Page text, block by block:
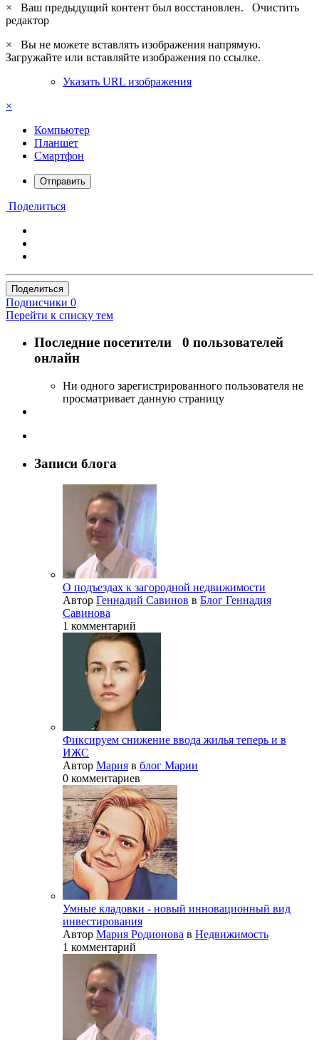
×
Ваш предыдущий контент был восстановлен. Очистить
редактор
×
Вы не можете вставлять изображения напрямую.
Загружайте или вставляйте изображения по ссылке.
Указать URL изображения
×
Компьютер
Планшет
Смартфон
Отправить
Поделиться
Поделиться
Подписчики 0
Перейти к списку тем
Последние посетители 0 пользователей
онлайн
Ни одного зарегистрированного пользователя не
просматривает данную страницу
Записи блога
О подъездах к загородной недвижимости
Автор Геннадий Савинов в Блог Геннадия
Савинова
1 комментарий
Фиксируем снижение ввода жилья теперь и в
ИЖС
Автор Мария в блог Марии
0 комментариев
Умные кладовки - новый инновационный вид
инвестирования
Автор Мария Родионова в Недвижимость
1 комментарий